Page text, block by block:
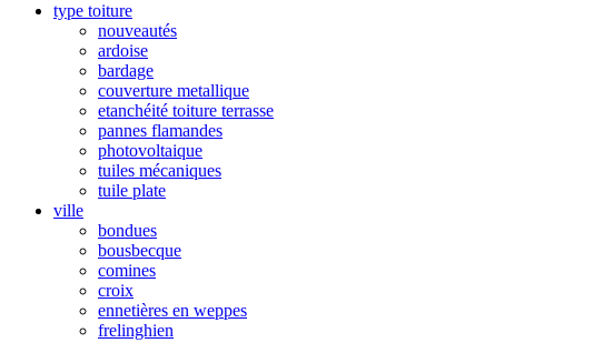
type toiture
nouveautés
ardoise
bardage
couverture metallique
etanchéité toiture terrasse
pannes flamandes
photovoltaique
tuiles mécaniques
tuile plate
ville
bondues
bousbecque
comines
croix
ennetières en weppes
frelinghien